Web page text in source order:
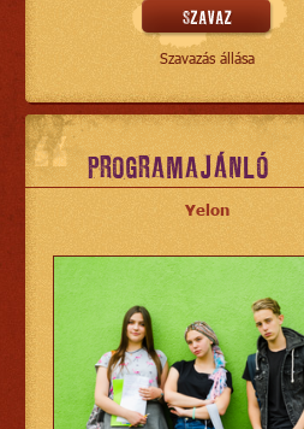
Szavazás állása
PROGRAMAJÁNLÓ
Yelon